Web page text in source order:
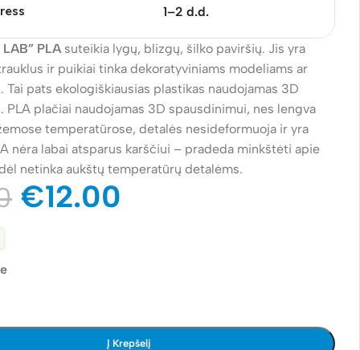
1–2 d.d.
PLA suteikia lygų, blizgų, šilko paviršių. Jis yra
ir puikiai tinka dekoratyviniams modeliams ar
Tai pats ekologiškiausias plastikas naudojamas 3D
PLA plačiai naudojamas 3D spausdinimui, nes lengva
temperatūrose, detalės nesideformuoja ir yra
nėra labai atsparus karščiui – pradeda minkštėti apie
netinka aukštų temperatūrų detalėms.
€12.00
Į Krepšelį